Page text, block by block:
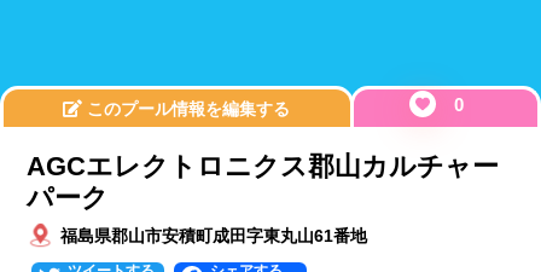
このプール情報を編集する 0
AGCエレクトロニクス郡山カルチャー
パーク
福島県郡山市安積町成田字東丸山61番地